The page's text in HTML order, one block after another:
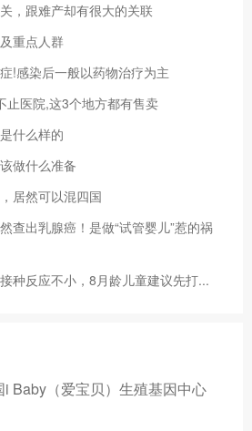
，跟难产却有很大的关联
重点人群
!感染后一般以药物治疗为主
止医院,这3个地方都有售卖
什么样的
做什么准备
居然可以混四国
查出乳腺癌！是做“试管婴儿”惹的祸
种反应不小，8月龄儿童建议先打...
i Baby（爱宝贝）生殖基因中心